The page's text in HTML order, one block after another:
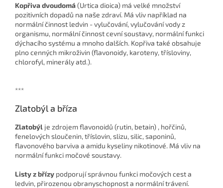
Kopřiva dvoudomá(Urtica dioica) má velké množství
pozitivních dopadů na naše zdraví. Má vliv například na
normální činnost ledvin - vylučování, vylučování vody z
organismu, normální činnost cevní soustavy, normální funkci
dýchacího systému a mnoho dalších. Kopřiva také obsahuje
plno cenných mikroživin (flavonoidy, karoteny, třísloviny,
chlorofyl, minerály atd.).
***
Zlatobýl a bříza
Zlatobýl je zdrojem flavonoidů (rutin, betain) , hořčinů,
fenelových sloučenin, tříslovin, slizu, silic, saponinů,
flavonového barviva a amidu kyseliny nikotinové. Má vliv na
normální funkci močové soustavy.
Listy z břízy podporují správnou funkci močových cest a
ledvin, přirozenou obranyschopnost a normální trávení.